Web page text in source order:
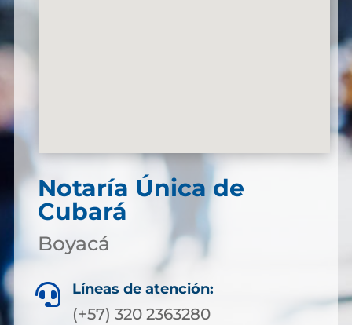
Notaría Única de
Cubará
Boyacá
 Líneas de atención:
(+57) 320 2363280